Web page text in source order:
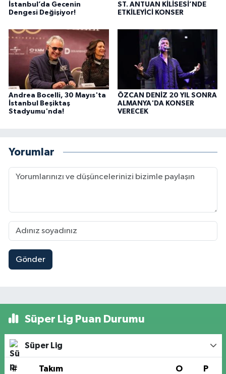
İstanbul’da Gecenin
Dengesi Değişiyor!
ST. ANTUAN KİLİSESİ’NDE
ETKİLEYİCİ KONSER
Andrea Bocelli, 30 Mayıs'ta
İstanbul Beşiktaş
Stadyumu'nda!
ÖZCAN DENİZ 20 YIL SONRA
ALMANYA'DA KONSER
VERECEK
Yorumlar
Gönder
Süper Lig Puan Durumu
Süper Lig
# Takım O P